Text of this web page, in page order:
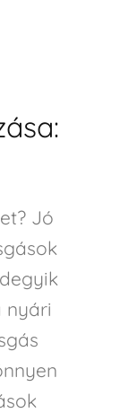
Jó
nyári